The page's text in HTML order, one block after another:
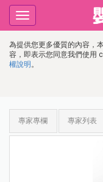
為提供您更多優質的內容，
容，即表示您同意我們使用
權說明 。
Toggle
navigation
專家專欄 專家列表